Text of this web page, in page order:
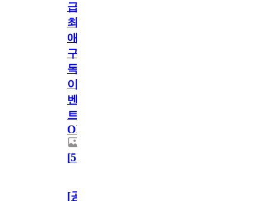
급!
최
애
구
독
이
벤
트
OPEN!
[5]
[공